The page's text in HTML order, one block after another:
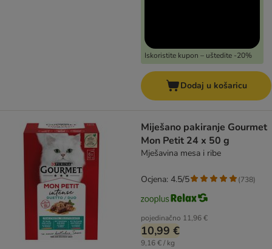
Iskoristite kupon – uštedite -20%
Dodaj u košaricu
Miješano pakiranje Gourmet
Mon Petit 24 x 50 g
Mješavina mesa i ribe
pojedinačno 11,96 €
10,99 €
9,16 € / kg
Ocjena: 4.5/5 (738)